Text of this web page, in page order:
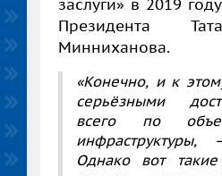
заслуги» в 2019
Президента
Минниханова.
«Конечно, и к
серьёзными
всего по
Однако вот